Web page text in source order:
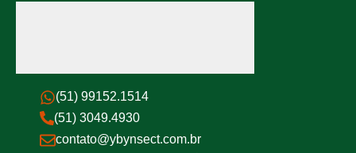
(51) 99152.1514
(51) 3049.4930
contato@ybynsect.com.br